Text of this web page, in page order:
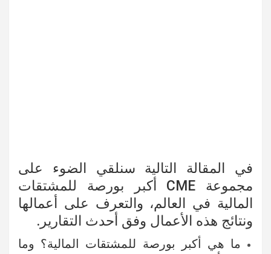
في المقالة التالية سنلقي الضوء على
مجموعة CME أكبر بورصة للمشتقات
المالية في العالم، والتعرف على أعمالها
ونتائج هذه الأعمال وفق أحدث التقارير.
ما هي أكبر بورصة للمشتقات المالية؟ وما